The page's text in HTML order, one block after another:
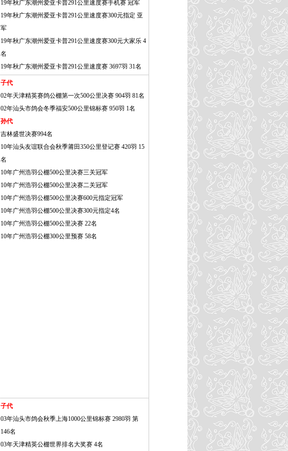
19年秋广东潮州爱亚卡普291公里速度赛手机赛 冠军
19年秋广东潮州爱亚卡普291公里速度赛300元指定 亚
军
19年秋广东潮州爱亚卡普291公里速度赛300元大家乐 4
名
19年秋广东潮州爱亚卡普291公里速度赛 3697羽 31名
子代
02年天津精英赛鸽公棚第一次500公里决赛 904羽 81名
02年汕头市鸽会冬季福安500公里锦标赛 950羽 1名
孙代
吉林盛世决赛994名
10年汕头友谊联合会秋季莆田350公里登记赛 420羽 15
名
10年广州浩羽公棚500公里决赛三关冠军
10年广州浩羽公棚500公里决赛二关冠军
10年广州浩羽公棚500公里决赛600元指定冠军
10年广州浩羽公棚500公里决赛300元指定4名
10年广州浩羽公棚500公里决赛 22名
10年广州浩羽公棚300公里预赛 58名
子代
03年汕头市鸽会秋季上海1000公里锦标赛 2980羽 第
146名
03年天津精英公棚世界排名大奖赛 4名